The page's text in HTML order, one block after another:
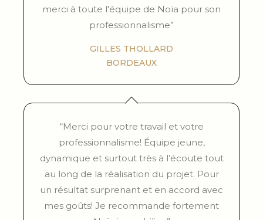
merci à toute l'équipe de Noïa pour son
professionnalisme”
GILLES THOLLARD
BORDEAUX
“Merci pour votre travail et votre
professionnalisme! Équipe jeune,
dynamique et surtout très à l’écoute tout
au long de la réalisation du projet. Pour
un résultat surprenant et en accord avec
mes goûts! Je recommande fortement